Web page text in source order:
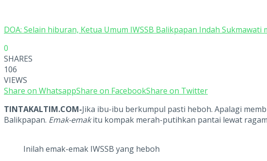
DOA: Selain hiburan, Ketua Umum IWSSB Balikpapan Indah
0
SHARES
106
VIEWS
Share on WhatsappShare on FacebookShare on Twitter
TINTAKALTIM.COM-Jika ibu-ibu berkumpul pasti heboh. Apalagi
Balikpapan. Emak-emakitu kompak merah-putihkan pantai lewat
Inilah emak-emak IWSSB yang heboh